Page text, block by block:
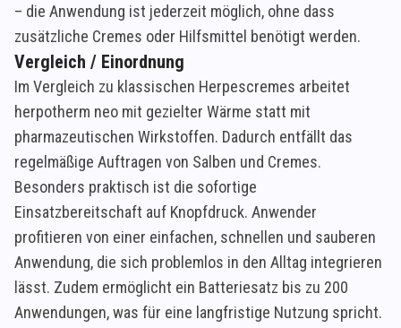
– die Anwendung ist jederzeit möglich, ohne dass
zusätzliche Cremes oder Hilfsmittel benötigt werden.
Vergleich / Einordnung
Im Vergleich zu klassischen Herpescremes arbeitet
herpotherm neo mit gezielter Wärme statt mit
pharmazeutischen Wirkstoffen. Dadurch entfällt das
regelmäßige Auftragen von Salben und Cremes.
Besonders praktisch ist die sofortige
Einsatzbereitschaft auf Knopfdruck. Anwender
profitieren von einer einfachen, schnellen und sauberen
Anwendung, die sich problemlos in den Alltag integrieren
lässt. Zudem ermöglicht ein Batteriesatz bis zu 200
Anwendungen, was für eine langfristige Nutzung spricht.